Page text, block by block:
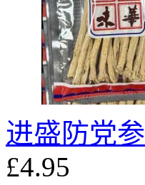
进盛防党参
£4.95